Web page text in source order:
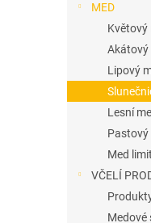
a
MED
Květový
Akátový
Lipový
Lesní
Pastový
Med
VČELÍ
Medové